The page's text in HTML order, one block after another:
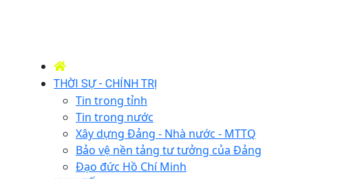
THỜI SỰ - CHÍNH TRỊ
Tin trong tỉnh
Tin trong nước
Xây dựng Đảng - Nhà nước - MTTQ
Bảo vệ nền tảng tư tưởng của Đảng
Đạo đức Hồ Chí Minh